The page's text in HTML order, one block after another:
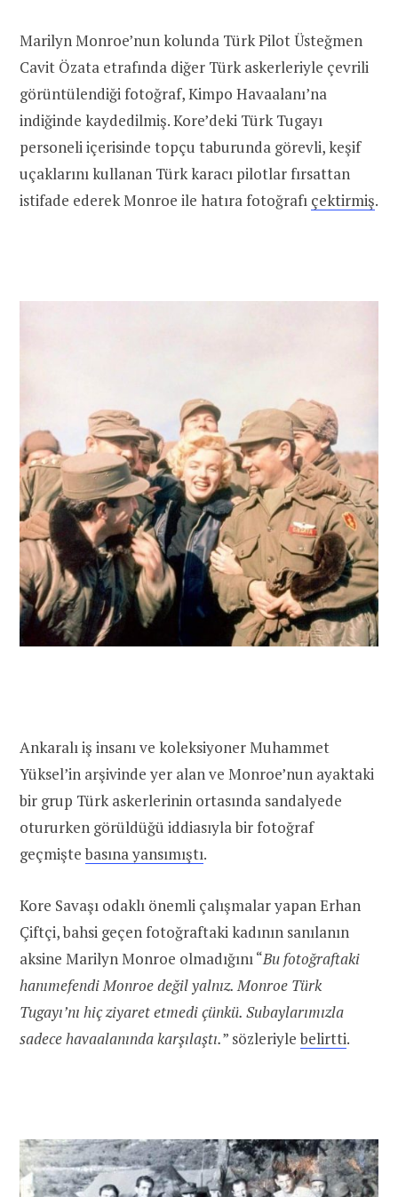
Marilyn Monroe’nun kolunda Türk Pilot Üsteğmen
Cavit Özata etrafında diğer Türk askerleriyle çevrili
görüntülendiği fotoğraf, Kimpo Havaalanı’na
indiğinde kaydedilmiş. Kore’deki Türk Tugayı
personeli içerisinde topçu taburunda görevli, keşif
uçaklarını kullanan Türk karacı pilotlar fırsattan
istifade ederek Monroe ile hatıra fotoğrafı çektirmiş.
Ankaralı iş insanı ve koleksiyoner Muhammet
Yüksel’in arşivinde yer alan ve Monroe’nun ayaktaki
bir grup Türk askerlerinin ortasında sandalyede
otururken görüldüğü iddiasıyla bir fotoğraf
geçmiştebasına yansımıştı.
Kore Savaşı odaklı önemli çalışmalar yapan Erhan
Çiftçi, bahsi geçen fotoğraftaki kadının sanılanın
aksine Marilyn Monroe olmadığını “Bu fotoğraftaki
hanımefendi Monroe değil yalnız. Monroe Türk
Tugayı’nı hiç ziyaret etmedi çünkü. Subaylarımızla
sadece havaalanında karşılaştı.” sözleriylebelirtti.